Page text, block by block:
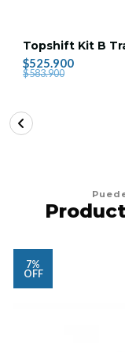
Topshift Kit B
$525.900
$583.900
7%
OFF